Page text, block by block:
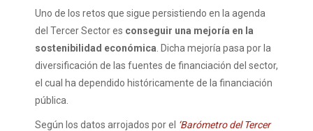
Uno de los retos que sigue persistiendo en la agenda
del Tercer Sector es conseguir una mejoría en la
sostenibilidad económica . Dicha mejoría pasa por la
diversificación de las fuentes de financiación del sector,
el cual ha dependido históricamente de la financiación
pública.
Según los datos arrojados por el ‘Barómetro del Tercer